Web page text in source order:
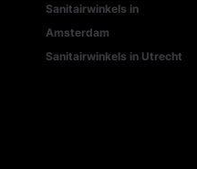
Sanitairwinkels in
Amsterdam
Sanitairwinkels in Utrecht